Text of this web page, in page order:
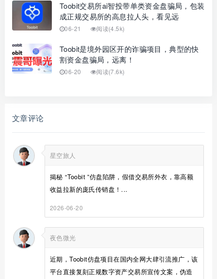
Toobit交易所ai智投带单类资金盘骗局，包装
成正规交易所的高息拉人头，看见远
06-21 阅读(4.5k)
Toobit是境外园区开的诈骗项目，典型的快
割资金盘骗局，远离！
06-20 阅读(7.6k)
文章评论
星空旅人
揭秘 “Toobit ”仿盘陷阱，假借交易所外衣，靠高额
收益拉新的庞氏传销盘！...
2026-06-20
夜色微光
近期，Toobit仿盘项目在国内全网大肆引流推广，该
平台直接复刻正规数字资产交易所宣传文案，伪造